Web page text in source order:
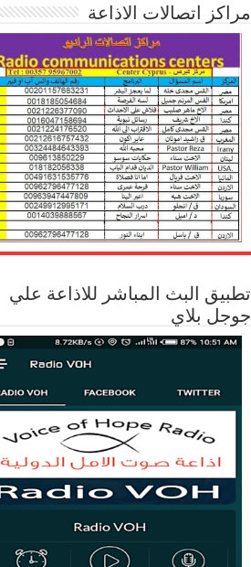
مراكز اتصالات الاذاعة
تطبيق البث المباشر للاذاعة علي
جوجل بلاي